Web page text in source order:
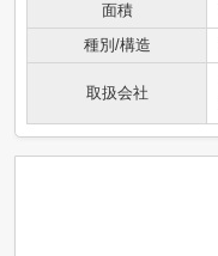
面積
種別/構造
取扱会社